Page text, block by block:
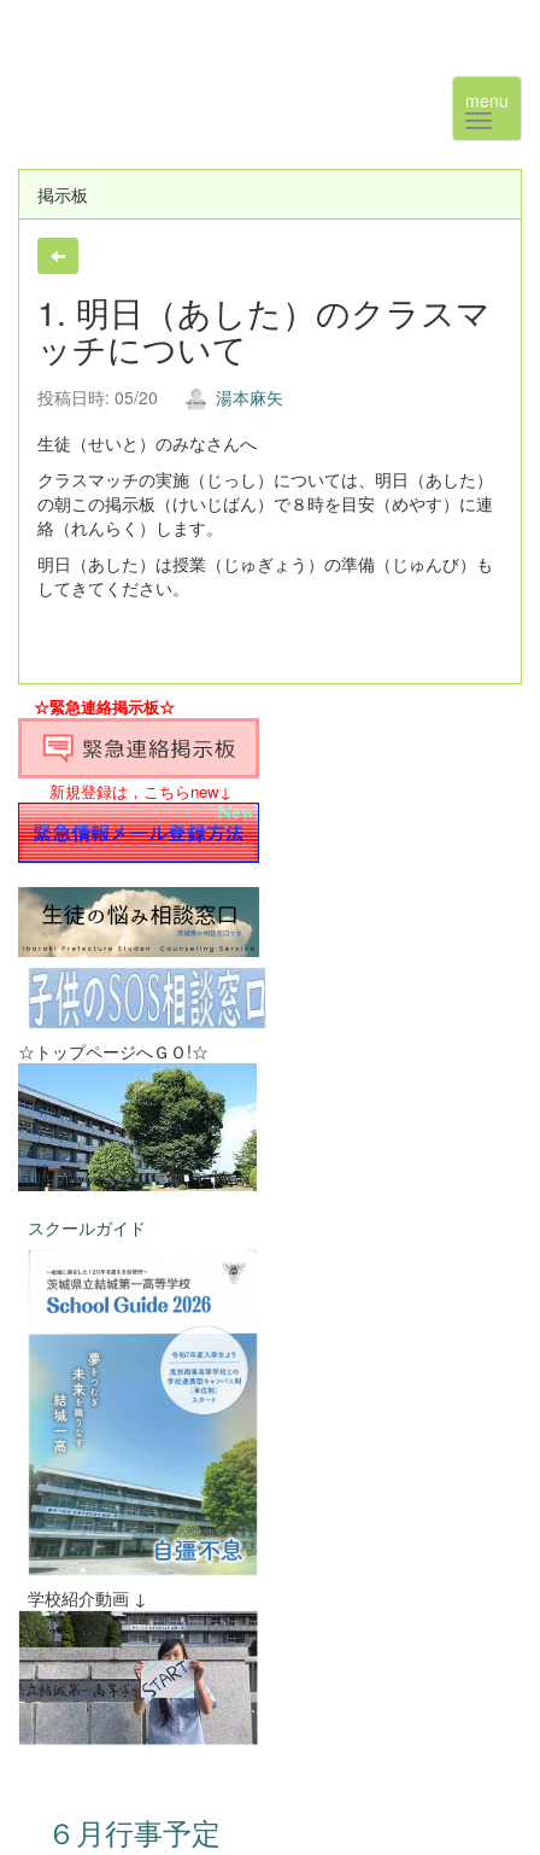
menu
掲示板
1. 明日（あした）のクラスマ
ッチについて
投稿日時: 05/20
湯本麻矢
生徒（せいと）のみなさんへ
クラスマッチの実施（じっし）については、明日（あした）
の朝この掲示板（けいじばん）で８時を目安（めやす）に連
絡（れんらく）します。
明日（あした）は授業（じゅぎょう）の準備（じゅんび）も
してきてください。
☆緊急連絡掲示板☆
新規登録は，こちらnew↓
☆トップページへＧＯ!☆
スクールガイド
学校紹介動画 ↓
６月行事予定